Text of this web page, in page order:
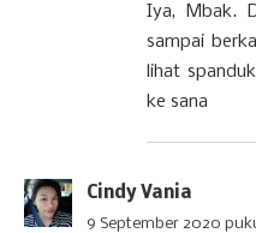
Iya, Mbak.
sampai
lihat
ke sana
Cindy Vania
9 September 2020